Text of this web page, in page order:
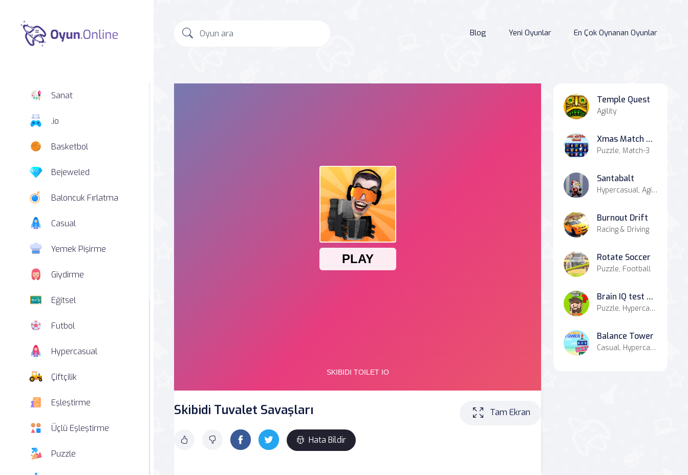
Sanat
.io
Basketbol
Bejeweled
Baloncuk Fırlatma
Casual
Yemek Pişirme
Giydirme
Eğitsel
Futbol
Hypercasual
Çiftçilik
Eşleştirme
Üçlü Eşleştirme
Puzzle
Blog Yeni Oyunlar En Çok Oynanan Oyunlar
Skibidi Tuvalet Savaşları
Hata Bildir
Tam Ekran
Temple Quest
Agility
Xmas Match 3 Dare
Puzzle, Match-3
Santabalt
Hypercasual, Agility
Burnout Drift
Racing & Driving
Rotate Soccer
Puzzle, Football
Brain IQ test Minecraft Quiz
Puzzle, Hypercasual, Art, Educational, Quiz
Balance Tower
Casual, Hypercasual